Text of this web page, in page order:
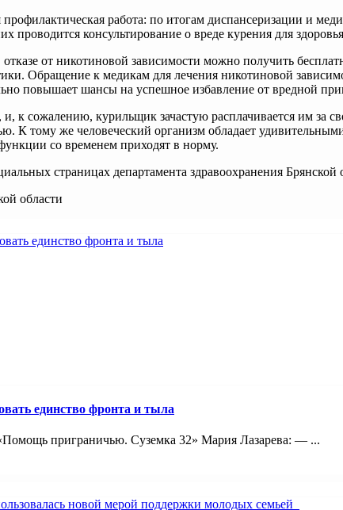
профилактическая работа: по итогам диспансеризации и
проводится консультирование о вреде курения для
от никотиновой зависимости можно получить
Обращение к медикам для лечения никотиновой
повышает шансы на успешное избавление от вредной
к сожалению, курильщик зачастую расплачивается им
К тому же человеческий организм обладает
со временем приходят в норму.
страницах департамента здравоохранения Брянской
области
единство фронта и тыла
приграничью. Суземка 32» Мария Лазарева: — ...